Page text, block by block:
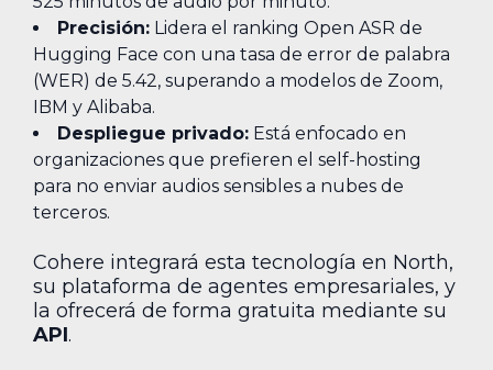
Precisión: Lidera el ranking Open ASR de
Hugging Face con una tasa de error de palabra
(WER) de 5.42, superando a modelos de Zoom,
IBM y Alibaba.
Despliegue privado: Está enfocado en
organizaciones que prefieren el self-hosting
para no enviar audios sensibles a nubes de
terceros.
Cohere integrará esta tecnología en North,
su plataforma de agentes empresariales, y
la ofrecerá de forma gratuita mediante su
API.